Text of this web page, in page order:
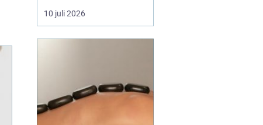
som vill kombinera
komfort, funktion och
10 juli 2026